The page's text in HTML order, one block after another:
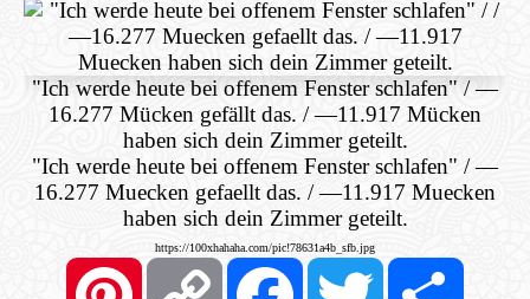
"Ich werde heute bei offenem Fenster schlafen" / —
16.277 Mücken gefällt das. / —11.917 Mücken
haben sich dein Zimmer geteilt.
"Ich werde heute bei offenem Fenster schlafen" / —
16.277 Muecken gefaellt das. / —11.917 Muecken
haben sich dein Zimmer geteilt.
https://100xhahaha.com/pic!78631a4b_sfb.jpg
Pinterest Copy
Link
FacebookTwitter